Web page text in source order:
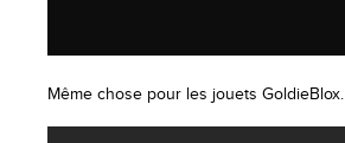
Même chose pour les jouets GoldieBlox.